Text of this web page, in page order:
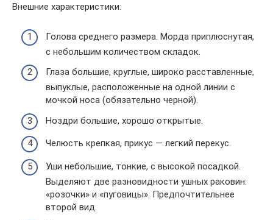
Внешние характеристики:
Голова среднего размера. Морда приплюснутая,
с небольшим количеством складок.
Глаза большие, круглые, широко расставленные,
выпуклые, расположенные на одной линии с
мочкой носа (обязательно черной).
Ноздри большие, хорошо открытые.
Челюсть крепкая, прикус — легкий перекус.
Уши небольшие, тонкие, с высокой посадкой.
Выделяют две разновидности ушных раковин:
«розочки» и «пуговицы». Предпочтительнее
второй вид.